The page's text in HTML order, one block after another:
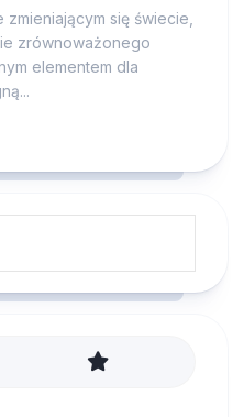
się świecie,
zrównoważonego
elementem dla